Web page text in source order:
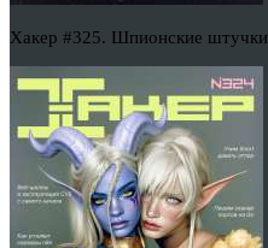
Хакер #325. Шпионские штучки